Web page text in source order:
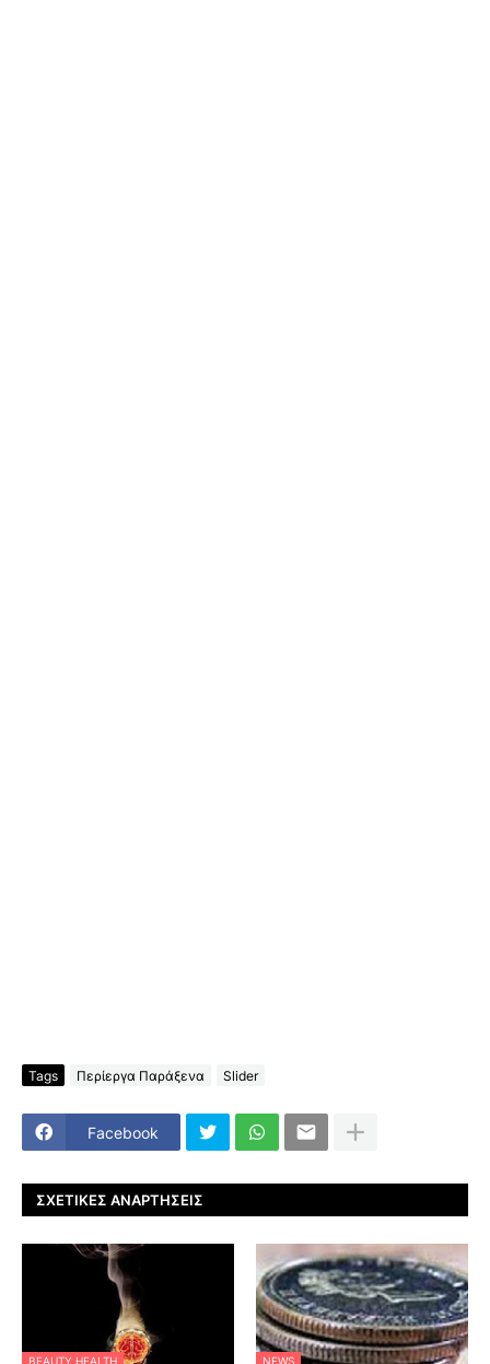
Tags Περίεργα Παράξενα Slider
Facebook
ΣΧΕΤΙΚΈΣ ΑΝΑΡΤΉΣΕΙΣ
BEAUTY HEALTH NEWS